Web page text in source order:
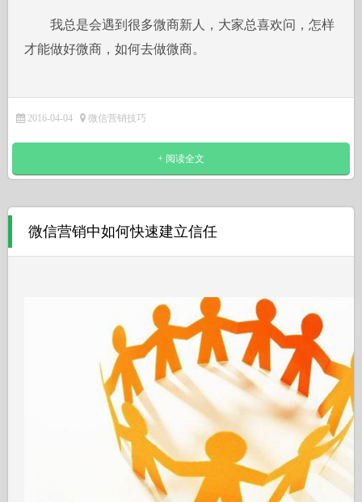
我总是会遇到很多微商新人，大家总喜欢问，怎样
才能做好微商，如何去做微商。
2016-04-04 微信营销技巧
+ 阅读全文
微信营销中如何快速建立信任